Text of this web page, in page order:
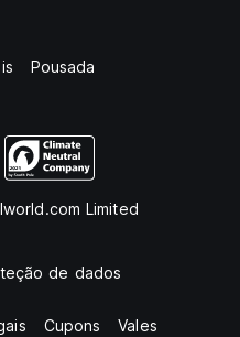
Pousada
Limited
de dados
Cupons Vales